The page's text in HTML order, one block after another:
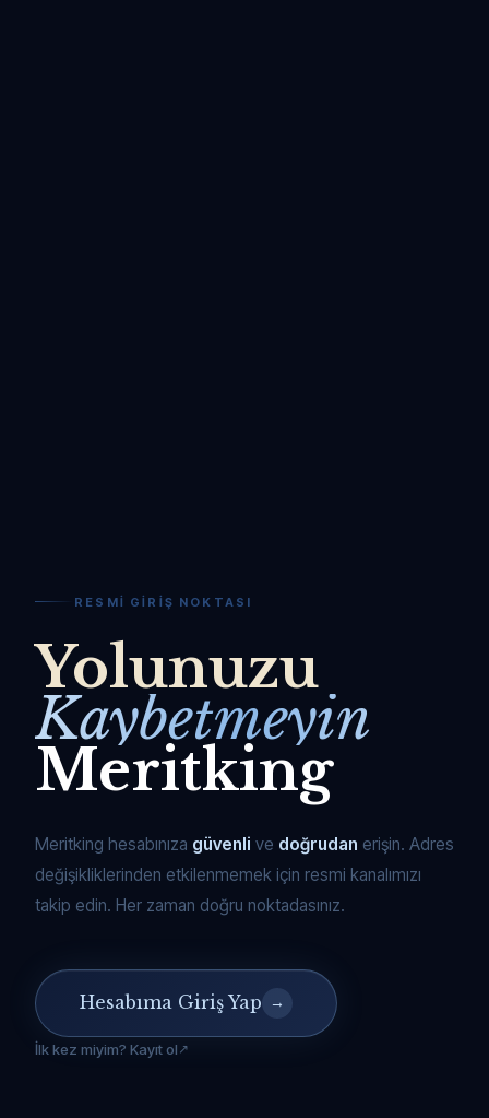
RESMI GIRIŞ NOKTASI
Yolunuzu
Kaybetmeyin
Meritking
Meritking hesabınıza güvenli ve doğrudan erişin. Adres
değişikliklerinden etkilenmemek için resmi kanalımızı
takip edin. Her zaman doğru noktadasınız.
Hesabıma Giriş Yap →
İlk kez miyim? Kayıt ol